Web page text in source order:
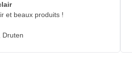
et beaux produits !
Druten